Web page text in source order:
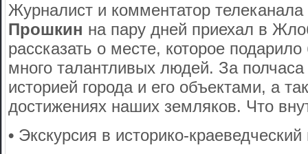
Журналист и комментатор
Прошкин на пару дней приехал в
рассказать о месте, которое
много талантливых людей. За
историей города и его объектами, а
достижениях наших земляков. Что
• Экскурсия в историко-